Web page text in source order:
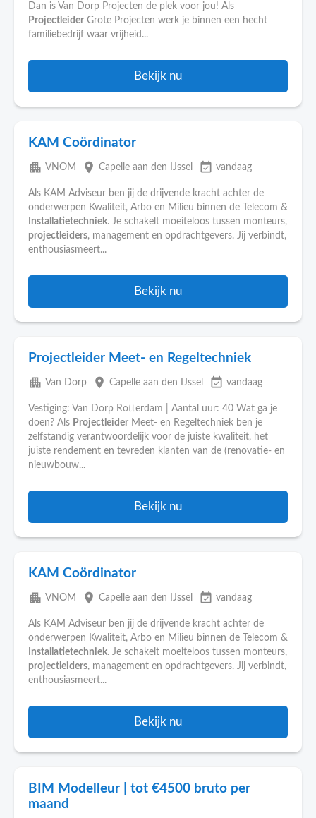
Dan is Van Dorp Projecten de plek voor jou! Als
Projectleider Grote Projecten werk je binnen een hecht
familiebedrijf waar vrijheid...
Bekijk nu
KAM Coördinator
apartment VNOM place Capelle aan den IJssel event_available vandaag
Als KAM Adviseur ben jij de drijvende kracht achter de
onderwerpen Kwaliteit, Arbo en Milieu binnen de Telecom &
Installatietechniek. Je schakelt moeiteloos tussen monteurs,
projectleiders, management en opdrachtgevers. Jij verbindt,
enthousiasmeert...
Bekijk nu
Projectleider Meet- en Regeltechniek
apartment Van Dorp place Capelle aan den IJssel event_available vandaag
Vestiging: Van Dorp Rotterdam | Aantal uur: 40 Wat ga je
doen? Als Projectleider Meet- en Regeltechniek ben je
zelfstandig verantwoordelijk voor de juiste kwaliteit, het
juiste rendement en tevreden klanten van de (renovatie- en
nieuwbouw...
Bekijk nu
KAM Coördinator
apartment VNOM place Capelle aan den IJssel event_available vandaag
Als KAM Adviseur ben jij de drijvende kracht achter de
onderwerpen Kwaliteit, Arbo en Milieu binnen de Telecom &
Installatietechniek. Je schakelt moeiteloos tussen monteurs,
projectleiders, management en opdrachtgevers. Jij verbindt,
enthousiasmeert...
Bekijk nu
BIM Modelleur | tot €4500 bruto per
maand